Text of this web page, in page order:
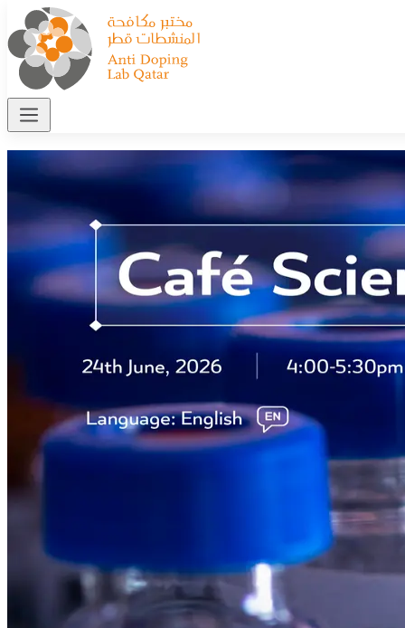
Home
Events
>Café Scientifique: AI In Anti Doping
— Café Scientifique: AI In Anti
Doping